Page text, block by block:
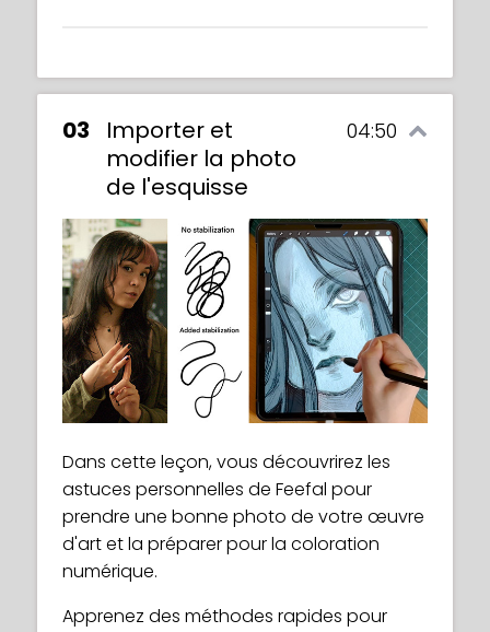
03
Importer et
modifier la photo
de l'esquisse
04:50
Dans cette leçon, vous découvrirez les
astuces personnelles de Feefal pour
prendre une bonne photo de votre œuvre
d'art et la préparer pour la coloration
numérique.
Apprenez des méthodes rapides pour